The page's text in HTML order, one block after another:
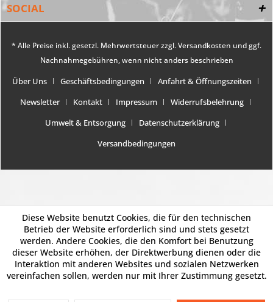
SOCIAL
* Alle Preise inkl. gesetzl. Mehrwertsteuer zzgl.Versandkosten und ggf.
Nachnahmegebühren, wenn nicht anders beschrieben
Über Uns Geschäftsbedingungen
Anfahrt & Öffnungszeiten
Newsletter
Kontakt Impressum
Widerrufsbelehrung
Umwelt & Entsorgung
Datenschutzerklärung
Versandbedingungen
Diese Website benutzt Cookies, die für den technischen
Betrieb der Website erforderlich sind und stets gesetzt
werden. Andere Cookies, die den Komfort bei Benutzung
dieser Website erhöhen, der Direktwerbung dienen oder die
Interaktion mit anderen Websites und sozialen Netzwerken
vereinfachen sollen, werden nur mit Ihrer Zustimmung gesetzt.